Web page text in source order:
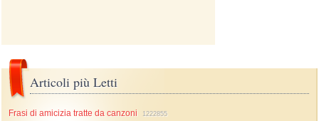
Articoli più Letti
Frasi di amicizia tratte da canzoni 1222855